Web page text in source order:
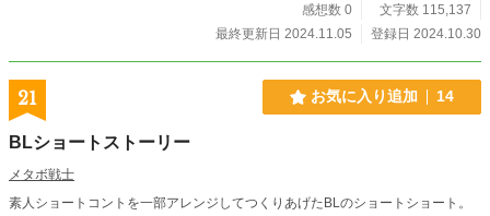
感想数 0
文字数 115,137
最終更新日 2024.11.05
登録日 2024.10.30
21 お気に入り追加 14
BLショートストーリー
メタボ戦士
素人ショートコントを一部アレンジしてつくりあげたBLのショートショート。